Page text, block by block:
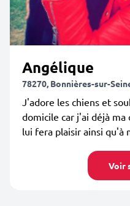
Angélique
78270, Bonnières-sur-
J'adore les chiens et
domicile car j'ai déjà ma
lui fera plaisir ainsi qu'à
Voir